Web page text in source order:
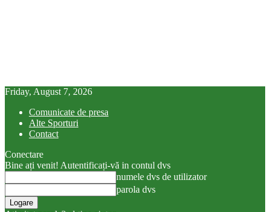
Friday, August 7, 2026
Comunicate de presa
Alte Sporturi
Contact
Conectare
Bine ați venit! Autentificați-vă in contul dvs
numele dvs de utilizator
parola dvs